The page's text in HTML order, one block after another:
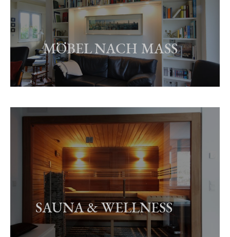
MÖBEL NACH MASS
SAUNA & WELLNESS